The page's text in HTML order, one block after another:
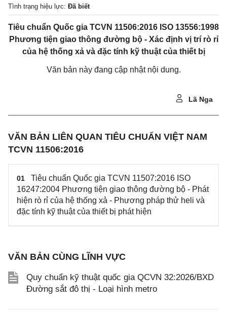
Tình trạng hiệu lực: Đã biết
Tiêu chuẩn Quốc gia TCVN 11506:2016 ISO 13556:1998
Phương tiện giao thông đường bộ - Xác định vị trí rò rỉ
của hệ thống xả và đặc tính kỹ thuật của thiết bị
Văn bản này đang cập nhật nội dung.
Lã Nga
VĂN BẢN LIÊN QUAN TIÊU CHUẨN VIỆT NAM
TCVN 11506:2016
01
Tiêu chuẩn Quốc gia TCVN 11507:2016 ISO
16247:2004 Phương tiện giao thông đường bộ - Phát
hiện rò rỉ của hệ thống xả - Phương pháp thử heli và
đặc tính kỹ thuật của thiết bị phát hiện
VĂN BẢN CÙNG LĨNH VỰC
Quy chuẩn kỹ thuật quốc gia QCVN 32:2026/BXD
Đường sắt đô thị - Loại hình metro